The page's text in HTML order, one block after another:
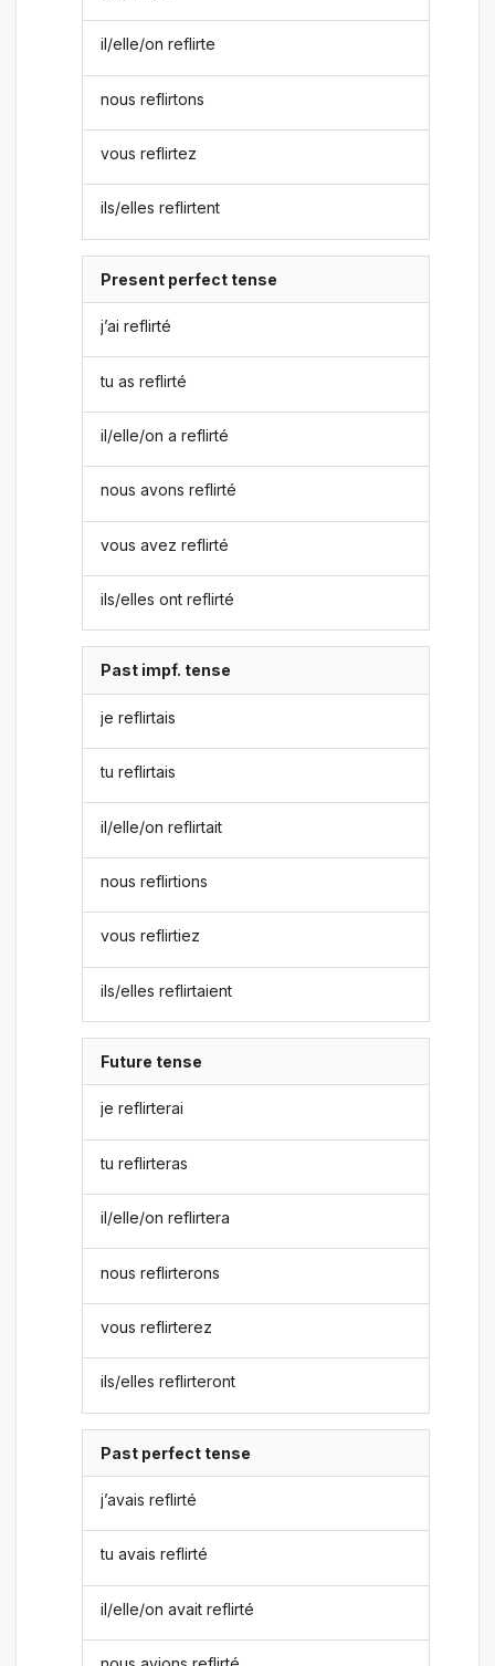
il/elle/on reflirte
nous reflirtons
vous reflirtez
ils/elles reflirtent
Present perfect tense
j’ai reflirté
tu as reflirté
il/elle/on a reflirté
nous avons reflirté
vous avez reflirté
ils/elles ont reflirté
Past impf. tense
je reflirtais
tu reflirtais
il/elle/on reflirtait
nous reflirtions
vous reflirtiez
ils/elles reflirtaient
Future tense
je reflirterai
tu reflirteras
il/elle/on reflirtera
nous reflirterons
vous reflirterez
ils/elles reflirteront
Past perfect tense
j’avais reflirté
tu avais reflirté
il/elle/on avait reflirté